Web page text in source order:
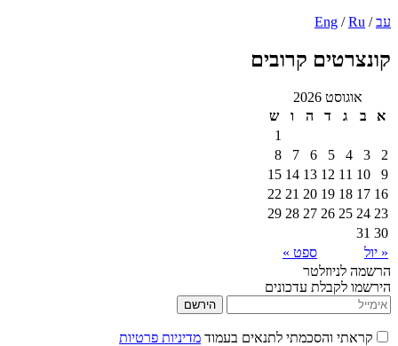
Eng
קרובים
ד ה ו
ש
5
6
7
8
12
13
14
15
19
20
21
22
26
27
28
29
ספט »
עדכונים
והסכמתי לתנאים בעמודמדיניות פרטיות